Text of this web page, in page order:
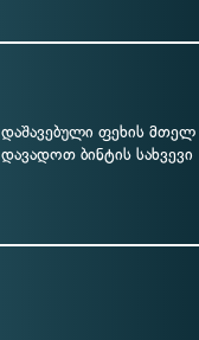
დაშავებული ფეხის მთელ
დავადოთ ბინტის სახვევი